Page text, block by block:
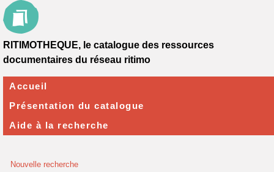
Nouvelle recherche
RITIMOTHEQUE, le catalogue des ressources
documentaires du réseau ritimo
Accueil
Présentation du catalogue
Aide à la recherche